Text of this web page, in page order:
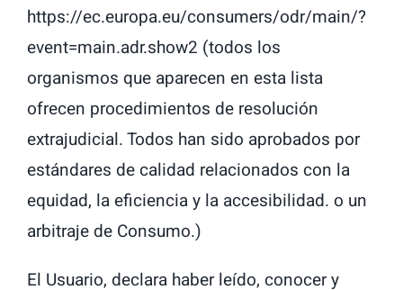
https://ec.europa.eu/consumers/odr/main/?
event=main.adr.show2 (todos los
organismos que aparecen en esta lista
ofrecen procedimientos de resolución
extrajudicial. Todos han sido aprobados por
estándares de calidad relacionados con la
equidad, la eficiencia y la accesibilidad. o un
arbitraje de Consumo.)
El Usuario, declara haber leído, conocer y